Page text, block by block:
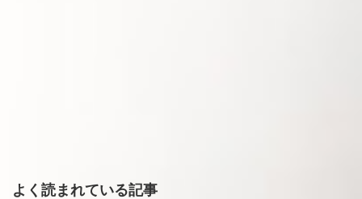
よく読まれている記事